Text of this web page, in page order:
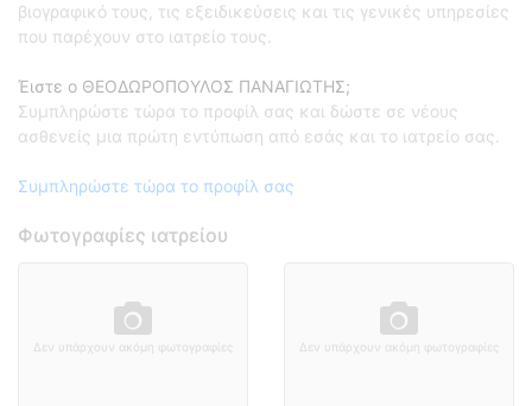
βιογραφικό τους, τις εξειδικεύσεις και τις γενικές υπηρεσίες
που παρέχουν στο ιατρείο τους.
Έιστε ο ΘΕΟΔΩΡΟΠΟΥΛΟΣ ΠΑΝΑΓΙΩΤΗΣ;
Συμπληρώστε τώρα το προφίλ σας και δώστε σε νέους
ασθενείς μια πρώτη εντύπωση από εσάς και το ιατρείο σας.
Συμπληρώστε τώρα το προφίλ σας
Φωτογραφίες ιατρείου
Δεν υπάρχουν ακόμη φωτογραφίες Δεν υπάρχουν ακόμη φωτογραφίες